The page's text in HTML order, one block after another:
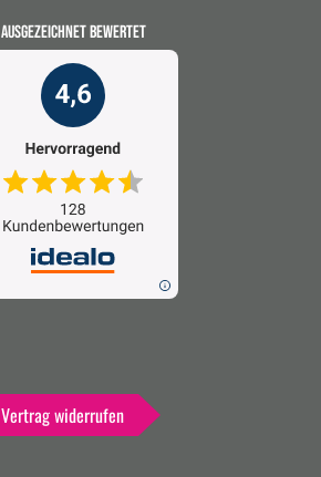
AUSGEZEICHNET BEWERTET
Vertrag widerrufen